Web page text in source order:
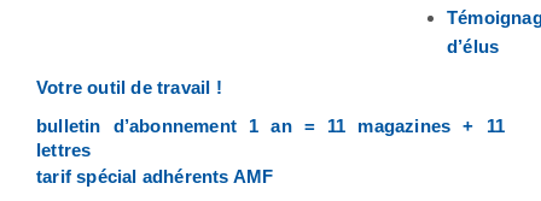
d’élus
Votre outil de travail !
bulletin d’abonnement 1 an = 11 magazines + 11
lettres
tarif spécial adhérents AMF